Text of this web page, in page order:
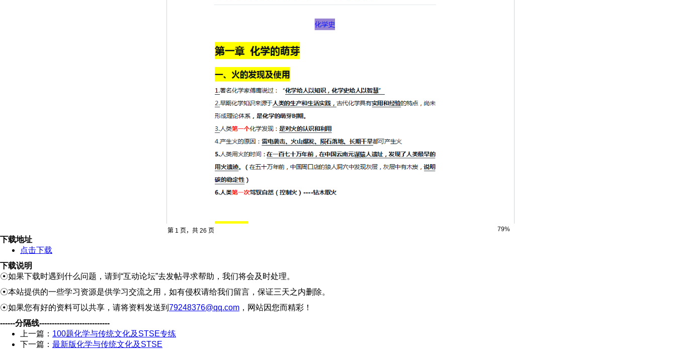
下载地址
点击下载
下载说明
☉如果下载时遇到什么问题，请到“互动论坛”去发帖寻求帮助，我们将会及时处理。
☉本站提供的一些学习资源是供学习交流之用，如有侵权请给我们留言，保证三天之内删除。
☉如果您有好的资料可以共享，请将资料发送到 79248376@qq.com ，网站因您而精彩！
------分隔线----------------------------
上一篇： 100题化学与传统文化及STSE专练
下一篇： 最新版化学与传统文化及STSE